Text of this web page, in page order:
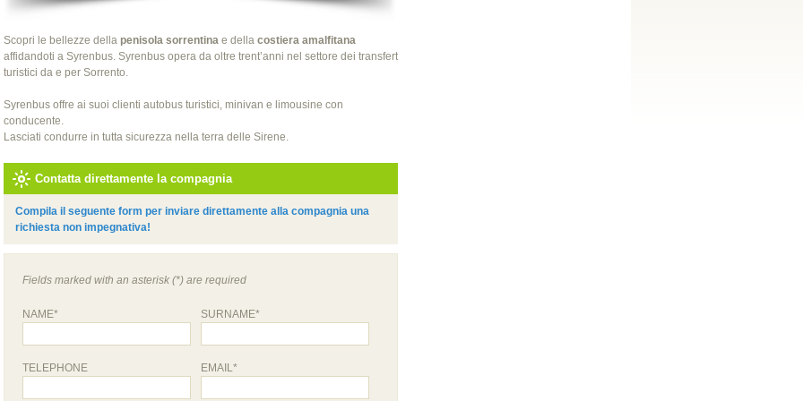
Scopri le bellezze della penisola sorrentina e della costiera amalfitana
affidandoti a Syrenbus. Syrenbus opera da oltre trent’anni nel settore dei transfert
turistici da e per Sorrento.
Syrenbus offre ai suoi clienti autobus turistici, minivan e limousine con
conducente.
Lasciati condurre in tutta sicurezza nella terra delle Sirene.
Contatta direttamente la compagnia
Compila il seguente form per inviare direttamente alla compagnia una
richiesta non impegnativa!
Fields marked with an asterisk (*) are required
NAME* SURNAME*
TELEPHONE EMAIL*